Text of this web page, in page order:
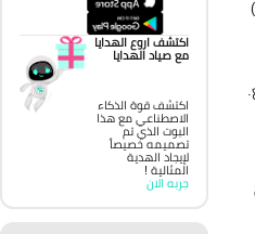
اكتشف اروع الهدايا
مع صياد الهدايا
اكتشف قوة الذكاء
الاصطناعي مع هذا
البوت الذي تم
تصميمه خصيصاً
لإيجاد الهدية
المثالية !
جربه الان